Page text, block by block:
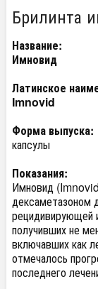
Брилинта
Название:
Имновид
Латинское
Imnovid
Форма выпуска:
капсулы
Показания:
Имновид
дексаметазоном
рецидивирующей
получивших не
включавших как
отмечалось
последнего